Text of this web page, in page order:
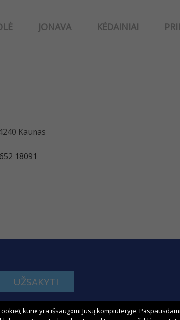
JONAVA KĖDAINIAI
Kaunas
18091
UŽSAKYTI
kurie yra išsaugomi Jūsų kompiuteryje.